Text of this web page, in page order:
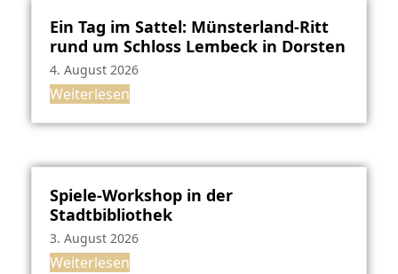
Ein Tag im Sattel: Münsterland-Ritt
rund um Schloss Lembeck in Dorsten
4. August 2026
Weiterlesen
Spiele-Workshop in der
Stadtbibliothek
3. August 2026
Weiterlesen